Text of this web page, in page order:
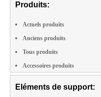
Produits:
Actuels produits
Anciens produits
Tous produits
Accessoires produits
Eléments de support: